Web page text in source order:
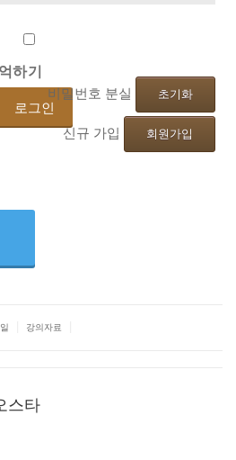
하기
비밀번호 분실 초기화
신규 가입 회원가입
강의자료
스타